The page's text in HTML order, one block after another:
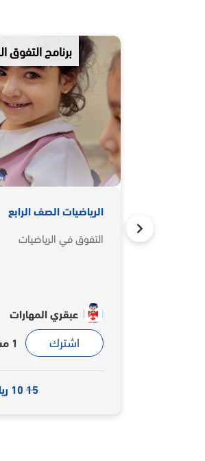
برنامج التفوق الدراسي الصف الثاني عشر
في الرياضيات